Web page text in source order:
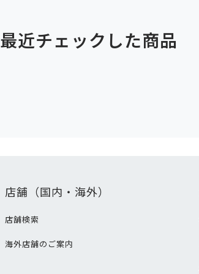
最近チェックした商品
店舗（国内・海外）
店舗検索
海外店舗のご案内